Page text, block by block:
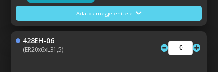
Adatok megjelenítése
428EH-06
(ER20x6xL31,5)